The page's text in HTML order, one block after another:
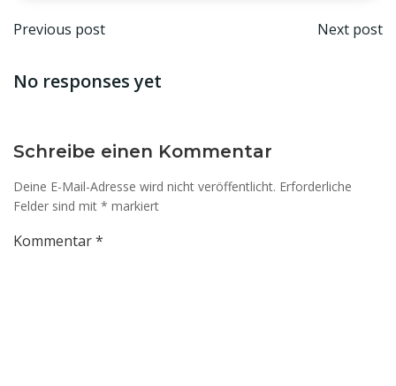
Beitragsnavigation
Previous post Next post
No responses yet
Schreibe einen Kommentar
Deine E-Mail-Adresse wird nicht veröffentlicht. Erforderliche
Felder sind mit * markiert
Kommentar*